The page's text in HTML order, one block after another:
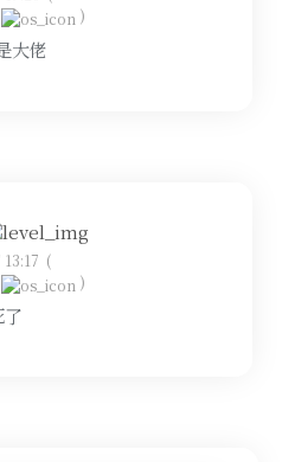
)
大佬
(
)